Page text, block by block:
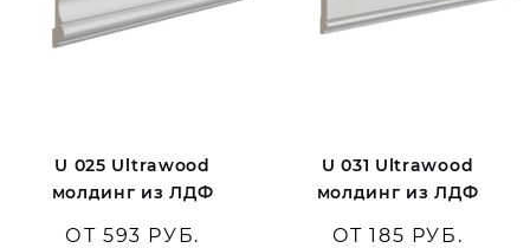
U 025 Ultrawood
молдинг из ЛДФ
ОТ 593 РУБ.
U 031 Ultrawood
молдинг из ЛДФ
ОТ 185 РУБ.